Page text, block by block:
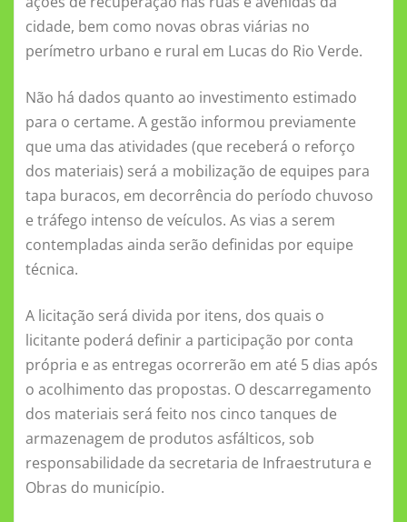
ki
cidade, bem como novas obras viárias no
perímetro urbano e rural em Lucas do Rio Verde.
Não há dados quanto ao investimento estimado
para o certame. A gestão informou previamente
que uma das atividades (que receberá o reforço
dos materiais) será a mobilização de equipes para
tapa buracos, em decorrência do período chuvoso
e tráfego intenso de veículos. As vias a serem
contempladas ainda serão definidas por equipe
técnica.
A licitação será divida por itens, dos quais o
licitante poderá definir a participação por conta
própria e as entregas ocorrerão em até 5 dias após
o acolhimento das propostas. O descarregamento
dos materiais será feito nos cinco tanques de
armazenagem de produtos asfálticos, sob
responsabilidade da secretaria de Infraestrutura e
Obras do município.